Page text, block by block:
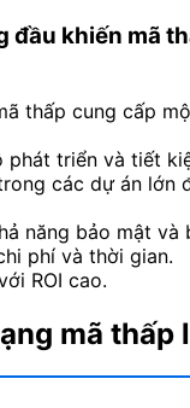
đầu khiến mã
thấp cung cấp
phát triển và tiết
các dự án lớn
năng bảo mật và
phí và thời gian.
ROI cao.
mã thấp